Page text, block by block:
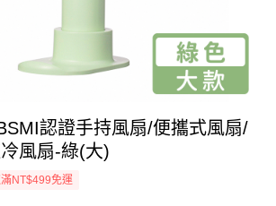
認證手持風扇/便攜式風扇/
風扇-綠(大)
NT$499免運